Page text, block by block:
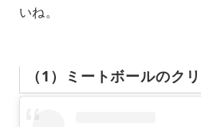
いね。
（1）ミートボールのク